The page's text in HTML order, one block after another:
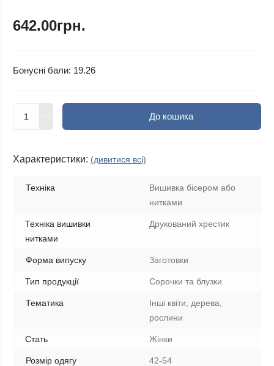
642.00грн.
Бонусні бали: 19.26
До кошика
Характеристики: (дивитися всі)
Техніка
Вишивка бісером або
нитками
Техніка вишивки
нитками
Друкований хрестик
Форма випуску Заготовки
Тип продукції Сорочки та блузки
Тематика
Інші квіти, дерева,
рослини
Стать Жінки
Розмір одягу 42-54